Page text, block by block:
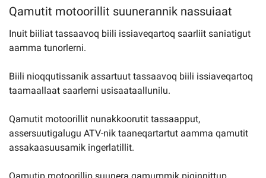
Qamutit motoorillit suunerannik nassuiaat
Inuit biiliat tassaavoq biili issiaveqartoq saarliit saniatigut
aamma tunorlerni.
Biili nioqqutissanik assartuut tassaavoq biili issiaveqartoq
taamaallaat saarlerni usisaataallunilu.
Qamutit motoorillit nunakkoorutit tassaapput,
assersuutigalugu ATV-nik taaneqartartut aamma qamutit
assakaasuusamik ingerlatillit.
Qamutip motoorillip suunera qamummik piginnittup